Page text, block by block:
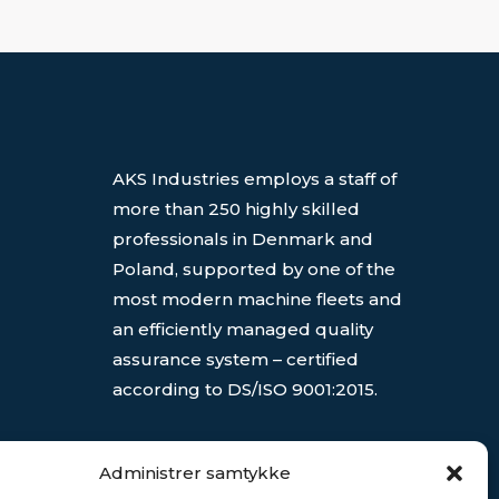
Administrer samtykke
AKS Industries employs a staff of
more than 250 highly skilled
professionals in Denmark and
Poland, supported by one of the
most modern machine fleets and
an efficiently managed quality
assurance system – certified
according to DS/ISO 9001:2015.
Denmark and Poland cover an